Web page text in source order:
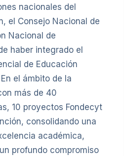
nacionales del
el Consejo Nacional de
Nacional de
haber integrado el
de Educación
el ámbito de la
más de 40
10 proyectos Fondecyt
consolidando una
académica,
profundo compromiso